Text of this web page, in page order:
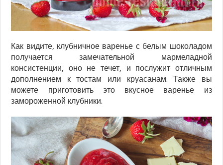
Как видите, клубничное варенье с белым шоколадом
получается замечательной мармеладной
консистенции, оно не течет, и послужит отличным
дополнением к тостам или круасанам. Также вы
можете приготовить это вкусное варенье из
замороженной клубники.